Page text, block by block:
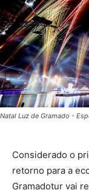
Natal Luz de Gramado -
Considerado o
retorno para a
Gramadotur vai